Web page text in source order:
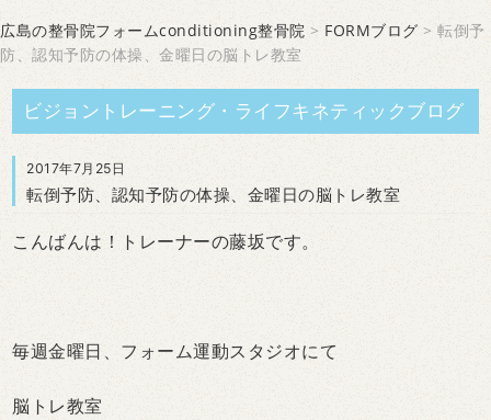
広島の整骨院フォームconditioning整骨院 > FORMブログ > 転倒予
防、認知予防の体操、金曜日の脳トレ教室
ビジョントレーニング・ライフキネティックブログ
2017年7月25日
転倒予防、認知予防の体操、金曜日の脳トレ教室
こんばんは！トレーナーの藤坂です。
毎週金曜日、フォーム運動スタジオにて
脳トレ教室